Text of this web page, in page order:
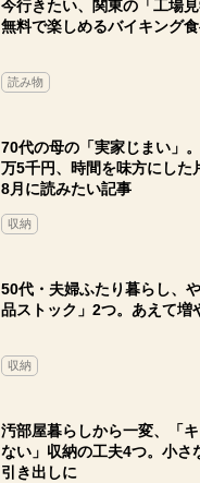
今行きたい、関東の「工場見
無料で楽しめるバイキング
読み物
70代の母の「実家じまい」
万5千円、時間を味方にした
8月に読みたい記事
収納
50代・夫婦ふたり暮らし、
品ストック」2つ。あえて増
収納
汚部屋暮らしから一変、「
ない」収納の工夫4つ。小さ
引き出しに